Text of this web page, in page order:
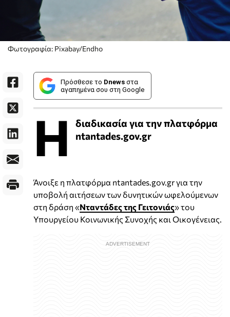
Φωτογραφία: Pixabay/Endho
Πρόσθεσε το Dnews στα
αγαπημένα σου στη Google
Η
διαδικασία για την πλατφόρμα
ntantades.gov.gr
Άνοιξε η πλατφόρμα ntantades.gov.gr για την
υποβολή αιτήσεων των δυνητικών ωφελούμενων
στη δράση «Νταντάδες της Γειτονιάς» του
Υπουργείου Κοινωνικής Συνοχής και Οικογένειας.